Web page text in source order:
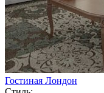
Гостиная Лондон